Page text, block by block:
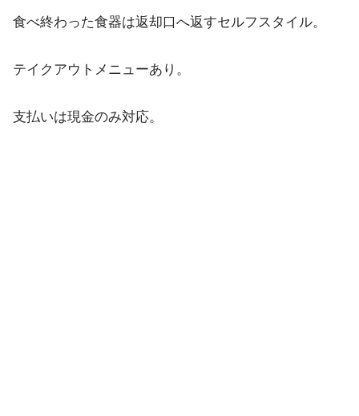
食べ終わった食器は返却口へ返すセルフスタイル。
テイクアウトメニューあり。
支払いは現金のみ対応。